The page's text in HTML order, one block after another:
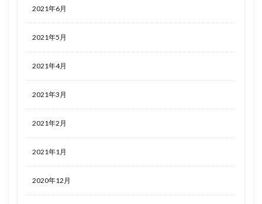
2021年6月
2021年5月
2021年4月
2021年3月
2021年2月
2021年1月
2020年12月